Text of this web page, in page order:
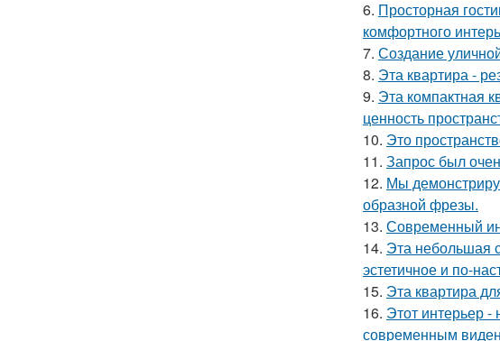
6. Просторная
комфортного
7. Создание
8. Эта квартира -
9. Эта компактная
ценность
10. Это
11. Запрос был
12. Мы
образной фрезы.
13. Современный
14. Эта небольшая
эстетичное и по-
15. Эта квартира
16. Этот интерьер -
современным